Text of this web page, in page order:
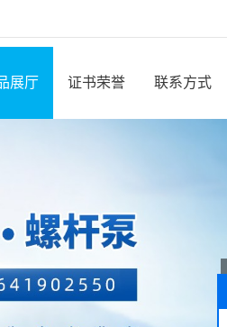
展厅 证书荣誉 联系方式